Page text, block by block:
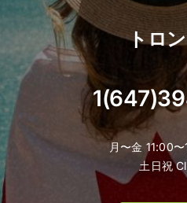
トロ
月〜金 11:00
土日祝